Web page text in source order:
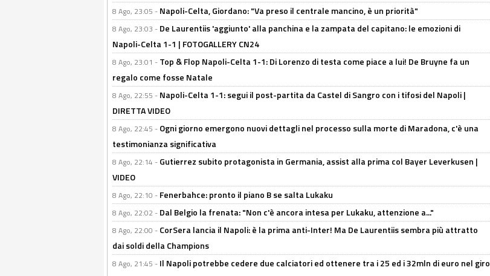
8 Ago, 23:05 - Napoli-Celta, Giordano: "Va preso il centrale mancino, è un priorità"
8 Ago, 23:03 - De Laurentiis 'aggiunto' alla panchina e la zampata del capitano: le emozioni di
Napoli-Celta 1-1 | FOTOGALLERY CN24
8 Ago, 23:01 - Top & Flop Napoli-Celta 1-1: Di Lorenzo di testa come piace a lui! De Bruyne fa un
regalo come fosse Natale
8 Ago, 22:55 - Napoli-Celta 1-1: segui il post-partita da Castel di Sangro con i tifosi del Napoli |
DIRETTA VIDEO
8 Ago, 22:45 - Ogni giorno emergono nuovi dettagli nel processo sulla morte di Maradona, c'è una
testimonianza significativa
8 Ago, 22:14 - Gutierrez subito protagonista in Germania, assist alla prima col Bayer Leverkusen |
VIDEO
8 Ago, 22:10 - Fenerbahce: pronto il piano B se salta Lukaku
8 Ago, 22:02 - Dal Belgio la frenata: "Non c'è ancora intesa per Lukaku, attenzione a..."
8 Ago, 22:00 - CorSera lancia il Napoli: è la prima anti-Inter! Ma De Laurentiis sembra più attratto
dai soldi della Champions
8 Ago, 21:45 - Il Napoli potrebbe cedere due calciatori ed ottenere tra i 25 ed i 32mln di euro nel giro